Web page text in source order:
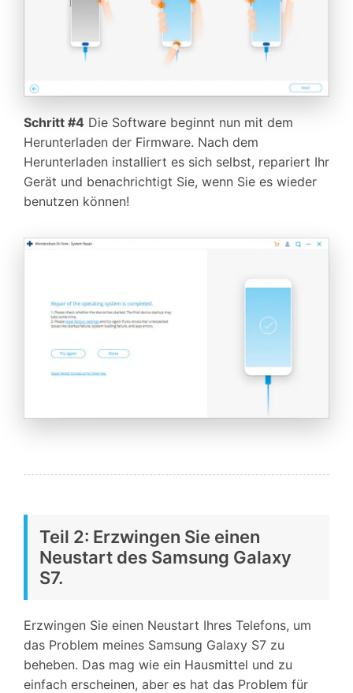
Schritt #4 Die Software beginnt nun mit dem
Herunterladen der Firmware. Nach dem
Herunterladen installiert es sich selbst, repariert Ihr
Gerät und benachrichtigt Sie, wenn Sie es wieder
benutzen können!
Teil 2: Erzwingen Sie einen
Neustart des Samsung Galaxy
S7.
Erzwingen Sie einen Neustart Ihres Telefons, um
das Problem meines Samsung Galaxy S7 zu
beheben. Das mag wie ein Hausmittel und zu
einfach erscheinen, aber es hat das Problem für